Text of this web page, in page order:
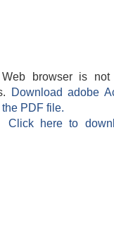
browser is not
Download adobe
PDF file.
Click here to